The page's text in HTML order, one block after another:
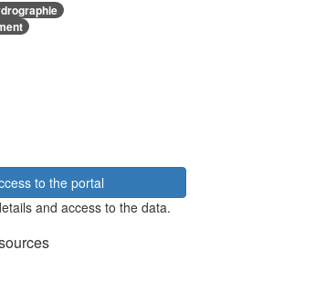
to the portal
and access to the data.